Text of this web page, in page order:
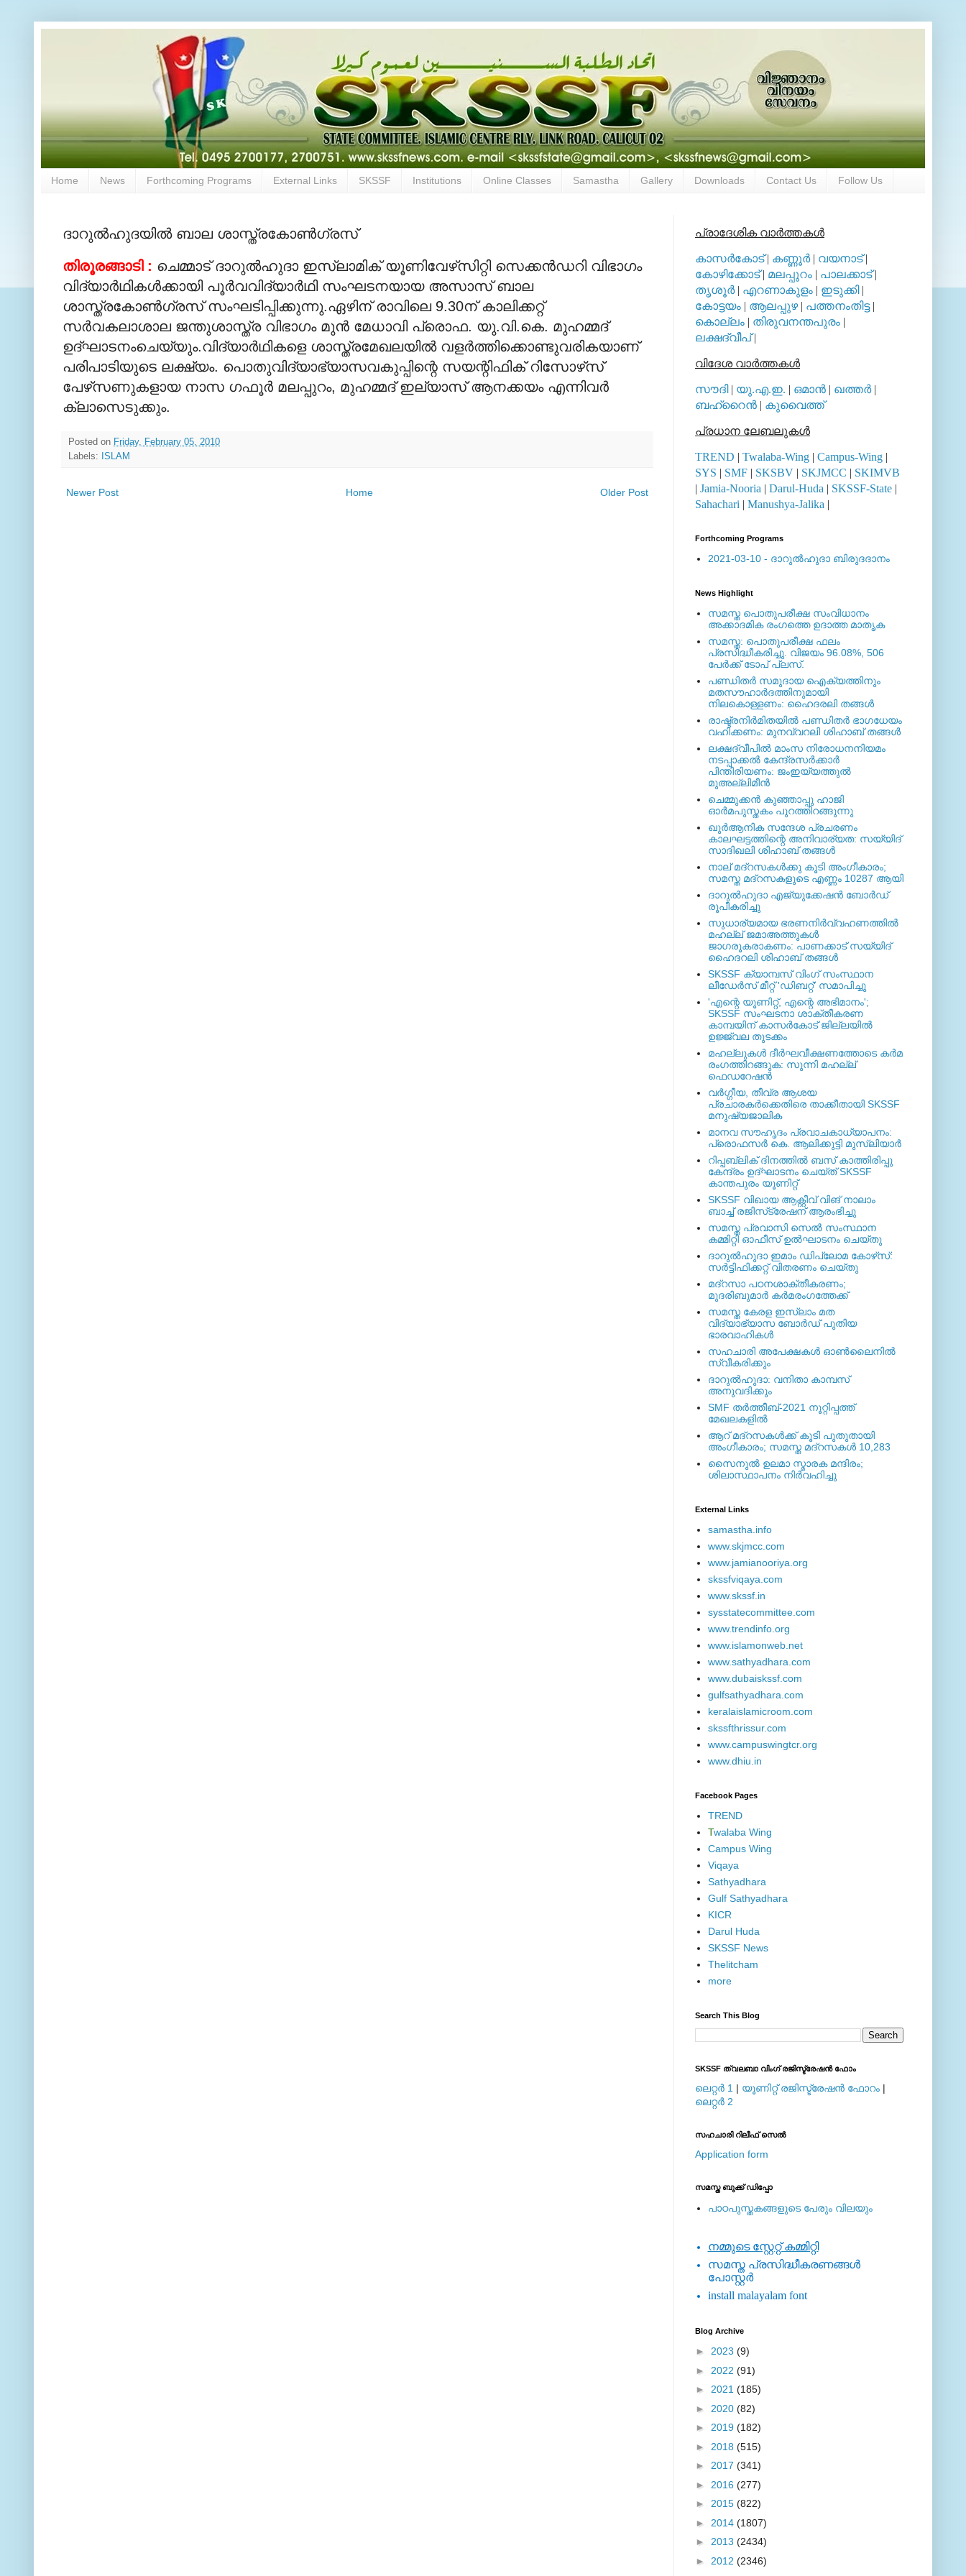
Home News Forthcoming Programs External Links SKSSF Institutions Online Classes Samastha Gallery Downloads Contact Us Follow Us
ദാറുല്‍ഹുദയില്‍ ബാല ശാസ്ത്രകോണ്‍ഗ്രസ്
തിരൂരങ്ങാടി : ചെമ്മാട് ദാറുല്‍ഹുദാ ഇസ്‌ലാമിക് യൂണിവേഴ്‌സിറ്റി സെക്കന്‍ഡറി വിഭാഗം
വിദ്യാര്‍ഥികള്‍ക്കായി പൂര്‍വവിദ്യാര്‍ഥി സംഘടനയായ അസാസ് ബാല
ശാസ്ത്രകോണ്‍ഗ്രസ് സംഘടിപ്പിക്കുന്നു.ഏഴിന് രാവിലെ 9.30ന് കാലിക്കറ്റ്
സര്‍വകലാശാല ജന്തുശാസ്ത്ര വിഭാഗം മുന്‍ മേധാവി പ്രൊഫ. യു.വി.കെ. മുഹമ്മദ്
ഉദ്ഘാടനംചെയ്യും.വിദ്യാര്‍ഥികളെ ശാസ്ത്രമേഖലയില്‍ വളര്‍ത്തിക്കൊണ്ടുവരികയാണ്
പരിപാടിയുടെ ലക്ഷ്യം. പൊതുവിദ്യാഭ്യാസവകുപ്പിന്റെ സയന്റിഫിക് റിസോഴ്‌സ്
പേഴ്‌സണുകളായ നാസ ഗഫൂര്‍ മലപ്പുറം, മുഹമ്മദ് ഇല്യാസ് ആനക്കയം എന്നിവര്‍
ക്ലാസെടുക്കും.
Posted on Friday, February 05, 2010
Labels:
ISLAM
Newer Post Older Post
Home
പ്രാദേശിക വാര്‍ത്തകള്‍
കാസര്‍കോട്| കണ്ണൂര്‍| വയനാട്|
കോഴിക്കോട്| മലപ്പുറം | പാലക്കാട്|
തൃശൂര്‍| എറണാകുളം | ഇടുക്കി|
കോട്ടയം | ആലപ്പുഴ| പത്തനംതിട്ട|
കൊല്ലം | തിരുവനന്തപുരം |
ലക്ഷദ്വീപ്|
വിദേശ വാര്‍ത്തകള്‍
സൗദി| യു.എ.ഇ. | ഒമാന്‍ | ഖത്തര്‍|
ബഹ്റൈന്‍ | കുവൈത്ത്
പ്രധാന ലേബലുകള്‍
TREND | Twalaba-Wing | Campus-Wing |
SYS | SMF | SKSBV | SKJMCC | SKIMVB
| Jamia-Nooria | Darul-Huda | SKSSF-State |
Sahachari | Manushya-Jalika |
Forthcoming Programs
2021-03-10 - ദാറുല്‍ഹുദാ ബിരുദദാനം
News Highlight
സമസ്ത പൊതുപരീക്ഷ സംവിധാനം
അക്കാദമിക രംഗത്തെ ഉദാത്ത മാതൃക
സമസ്ത: പൊതുപരീക്ഷ ഫലം
പ്രസിദ്ധീകരിച്ചു. വിജയം 96.08%, 506
പേര്‍ക്ക് ടോപ് പ്ലസ്.
പണ്ഡിതര്‍ സമുദായ ഐക്യത്തിനും
മതസൗഹാര്‍ദത്തിനുമായി
നിലകൊള്ളണം: ഹൈദരലി തങ്ങള്‍
രാഷ്ട്രനിര്‍മിതയില്‍ പണ്ഡിതര്‍ ഭാഗധേയം
വഹിക്കണം: മുനവ്വറലി ശിഹാബ് തങ്ങള്‍
ലക്ഷദ്വീപില്‍ മാംസ നിരോധനനിയമം
നടപ്പാക്കല്‍ കേന്ദ്രസര്‍ക്കാര്‍
പിന്തിരിയണം: ജംഇയ്യത്തുല്‍
മുഅല്ലിമീന്‍
ചെമ്മുക്കന്‍ കുഞ്ഞാപ്പു ഹാജി
ഓര്‍മപുസ്തകം പുറത്തിറങ്ങുന്നു
ഖുര്‍ആനിക സന്ദേശ പ്രചരണം
കാലഘട്ടത്തിന്റെ അനിവാര്യത: സയ്യിദ്
സാദിഖലി ശിഹാബ് തങ്ങള്‍
നാല് മദ്‌റസകള്‍ക്കു കൂടി അംഗീകാരം;
സമസ്ത മദ്‌റസകളുടെ എണ്ണം 10287 ആയി
ദാറുല്‍ഹുദാ എജ്യുക്കേഷന്‍ ബോര്‍ഡ്
രൂപീകരിച്ചു
സുധാര്യമായ ഭരണനിര്‍വ്വഹണത്തില്‍
മഹല്ല് ജമാഅത്തുകള്‍
ജാഗരൂകരാകണം: പാണക്കാട് സയ്യിദ്
ഹൈദറലി ശിഹാബ് തങ്ങള്‍
SKSSF ക്യാമ്പസ് വിംഗ് സംസ്ഥാന
ലീഡേർസ് മീറ്റ് 'ഡിബറ്റ്' സമാപിച്ചു
'എന്റെ യൂണിറ്റ്, എന്റെ അഭിമാനം';
SKSSF സംഘടനാ ശാക്തീകരണ
കാമ്പയിന് കാസര്‍കോട് ജില്ലയില്‍
ഉജ്ജ്വല തുടക്കം
മഹല്ലുകള്‍ ദീര്‍ഘവീക്ഷണത്തോടെ കര്‍മ
രംഗത്തിറങ്ങുക: സുന്നി മഹല്ല്
ഫെഡറേഷന്‍
വര്‍ഗ്ഗീയ, തീവ്ര ആശയ
പ്രചാരകര്‍ക്കെതിരെ താക്കീതായി SKSSF
മനുഷ്യജാലിക
മാനവ സൗഹൃദം പ്രവാചകാധ്യാപനം:
പ്രൊഫസർ കെ. ആലിക്കുട്ടി മുസ്ലിയാർ
റിപ്പബ്ലിക് ദിനത്തില്‍ ബസ് കാത്തിരിപ്പു
കേന്ദ്രം ഉദ്ഘാടനം ചെയ്ത്‌ SKSSF
കാന്തപുരം യൂണിറ്റ്
SKSSF വിഖായ ആക്റ്റീവ് വിങ് നാലാം
ബാച്ച് രജിസ്‌ട്രേഷന് ആരംഭിച്ചു
സമസ്ത പ്രവാസി സെല്‍ സംസ്ഥാന
കമ്മിറ്റി ഓഫീസ് ഉല്‍ഘാടനം ചെയ്തു
ദാറുല്‍ഹുദാ ഇമാം ഡിപ്ലോമ കോഴ്‌സ്:
സര്‍ട്ടിഫിക്കറ്റ് വിതരണം ചെയ്തു
മദ്‌റസാ പഠനശാക്തീകരണം;
മുദരിബുമാര്‍ കര്‍മരംഗത്തേക്ക്
സമസ്ത കേരള ഇസ്ലാം മത
വിദ്യാഭ്യാസ ബോര്‍ഡ് പുതിയ
ഭാരവാഹികള്‍
സഹചാരി അപേക്ഷകൾ ഓൺലൈനിൽ
സ്വീകരിക്കും
ദാറുല്‍ഹുദാ: വനിതാ കാമ്പസ്
അനുവദിക്കും
SMF തര്‍ത്തീബ്-2021 നൂറ്റിപ്പത്ത്
മേഖലകളില്‍
ആറ് മദ്റസകള്‍ക്ക് കൂടി പുതുതായി
അംഗീകാരം; സമസ്ത മദ്റസകള്‍ 10,283
സൈനുല്‍ ഉലമാ സ്മാരക മന്ദിരം;
ശിലാസ്ഥാപനം നിര്‍വഹിച്ചു
External ‎Links
samastha.info
www.skjmcc.com
www.jamianooriya.org
skssfviqaya.com
www.skssf.in
sysstatecommittee.com
www.trendinfo.org
www.islamonweb.net
www.sathyadhara.com
www.dubaiskssf.com
gulfsathyadhara.com
keralaislamicroom.com
skssfthrissur.com
www.campuswingtcr.org
www.dhiu.in
Facebook Pages
TREND
Twalaba Wing
Campus Wing
Viqaya
Sathyadhara
Gulf Sathyadhara
KICR
Darul Huda
SKSSF News
Thelitcham
more
Search This Blog
SKSSF ത്വലബാ വിംഗ് രജിസ്ട്രേഷന്‍ ഫോം
ലെറ്റര്‍ 1 | യൂണിറ്റ് രജിസ്ട്രേഷന്‍ ഫോറം |
ലെറ്റര്‍ 2
സഹചാരി റിലീഫ് സെല്‍
Application form
സമസ്ത ബുക്ക് ഡിപ്പോ
പാഠപുസ്തകങ്ങളുടെ പേരും വിലയും
നമ്മുടെ സ്റ്റേറ്റ് കമ്മിറ്റി
സമസ്ത പ്രസിദ്ധീകരണങ്ങള്‍
പോസ്റ്റര്‍
install malayalam font
Blog Archive
► 2023 (9)
► 2022 (91)
► 2021 (185)
► 2020 (82)
► 2019 (182)
► 2018 (515)
► 2017 (341)
► 2016 (277)
► 2015 (822)
► 2014 (1807)
► 2013 (2434)
► 2012 (2346)